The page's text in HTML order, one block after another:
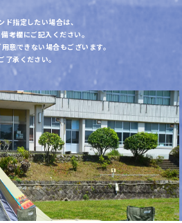
ド指定したい場合は、
考欄にご記入ください。
意できない場合もございます。
了承ください。